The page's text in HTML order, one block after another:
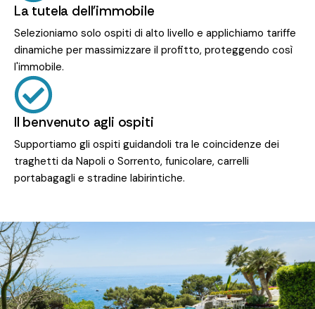
La tutela dell'immobile
Selezioniamo solo ospiti di alto livello e applichiamo tariffe
dinamiche per massimizzare il profitto, proteggendo così
l'immobile.
Il benvenuto agli ospiti
Supportiamo gli ospiti guidandoli tra le coincidenze dei
traghetti da Napoli o Sorrento, funicolare, carrelli
portabagagli e stradine labirintiche.